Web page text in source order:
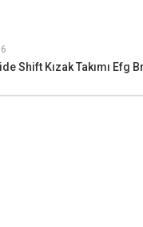
Shift Kızak Takımı Efg